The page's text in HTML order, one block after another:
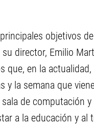
objetivos
director, Emilio
que, en la
y la semana que
de computación y
a la educación y al